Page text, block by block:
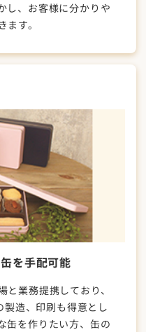
し、お客様に分かりや
す。
を手配可能
業務提携しており、
造、印刷も得意とし
缶を作りたい方、缶の